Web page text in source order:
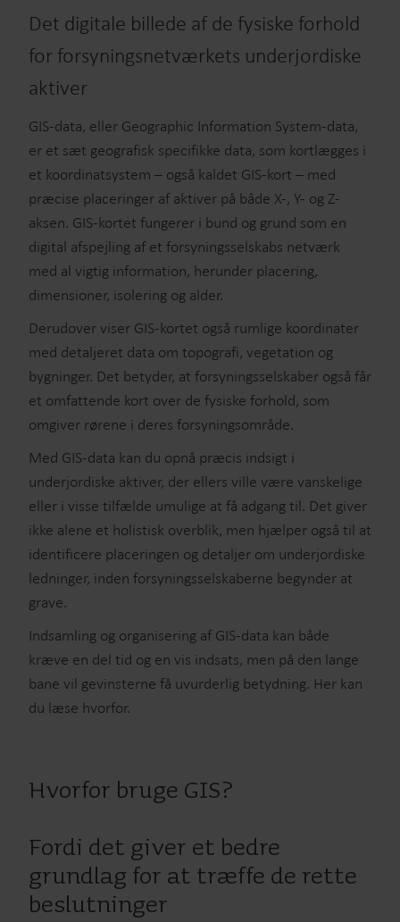
Det digitale billede af de fysiske forhold
for forsyningsnetværkets underjordiske
aktiver
GIS-data, eller Geographic Information System-data,
er et sæt geografisk specifikke data, som kortlægges i
et koordinatsystem – også kaldet GIS-kort – med
præcise placeringer af aktiver på både X-, Y- og Z-
aksen. GIS-kortet fungerer i bund og grund som en
digital afspejling af et forsyningsselskabs netværk
med al vigtig information, herunder placering,
dimensioner, isolering og alder.
Derudover viser GIS-kortet også rumlige koordinater
med detaljeret data om topografi, vegetation og
bygninger. Det betyder, at forsyningsselskaber også får
et omfattende kort over de fysiske forhold, som
omgiver rørene i deres forsyningsområde.
Med GIS-data kan du opnå præcis indsigt i
underjordiske aktiver, der ellers ville være vanskelige
eller i visse tilfælde umulige at få adgang til. Det giver
ikke alene et holistisk overblik, men hjælper også til at
identificere placeringen og detaljer om underjordiske
ledninger, inden forsyningsselskaberne begynder at
grave.
Indsamling og organisering af GIS-data kan både
kræve en del tid og en vis indsats, men på den lange
bane vil gevinsterne få uvurderlig betydning. Her kan
du læse hvorfor.
Hvorfor bruge GIS?
Fordi det giver et bedre
grundlag for at træffe de rette
beslutninger